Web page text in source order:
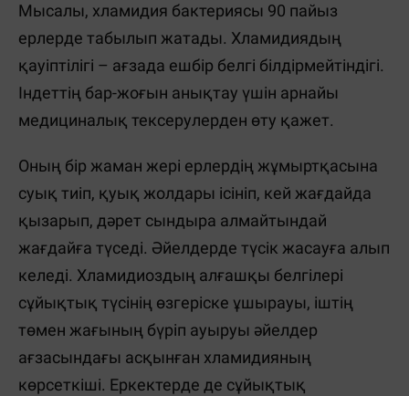
Мысалы, хламидия бактериясы 90 пайыз
ерлерде табылып жатады. Хламидиядың
қауіптілігі – ағзада ешбір белгі білдірмейтіндігі.
Індеттің бар-жоғын анықтау үшін арнайы
медициналық тексерулерден өту қажет.
Оның бір жаман жері ерлердің жұмыртқасына
суық тиіп, қуық жолдары ісініп, кей жағдайда
қызарып, дәрет сындыра алмайтындай
жағдайға түседі. Әйелдерде түсік жасауға алып
келеді. Хламидиоздың алғашқы белгілері
сұйықтық түсінің өзгеріске ұшырауы, іштің
төмен жағының бүріп ауыруы әйелдер
ағзасындағы асқынған хламидияның
көрсеткіші. Еркектерде де сұйықтық